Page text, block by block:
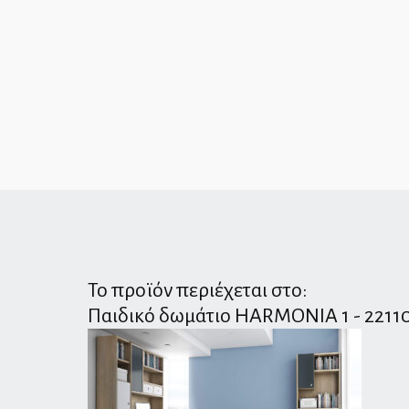
Το προϊόν περιέχεται στο:
Παιδικό δωμάτιο HARMONIA 1 -